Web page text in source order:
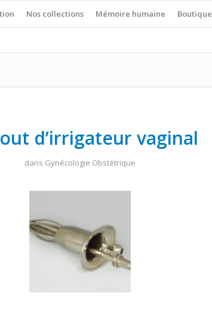
Nos collections Mémoire humaine Boutique
d’irrigateur vaginal
dans Gynécologie Obstétrique